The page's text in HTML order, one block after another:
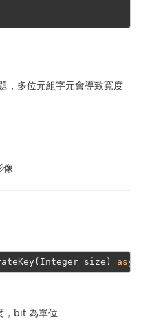
，多位元組字元會導致寬度
像
size)
，bit 為單位